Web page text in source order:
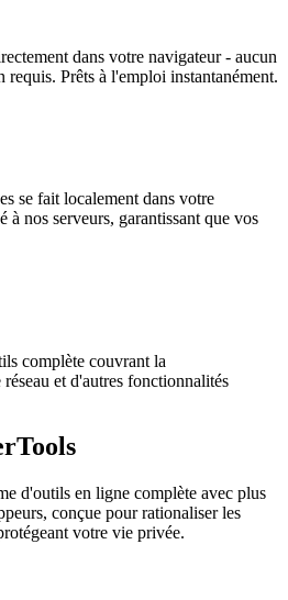
dans votre navigateur - aucun
requis. Prêts à l'emploi instantanément.
se fait localement dans votre
à nos serveurs, garantissant que vos
complète couvrant la
et d'autres fonctionnalités
d'outils en ligne complète avec plus
conçue pour rationaliser les
votre vie privée.